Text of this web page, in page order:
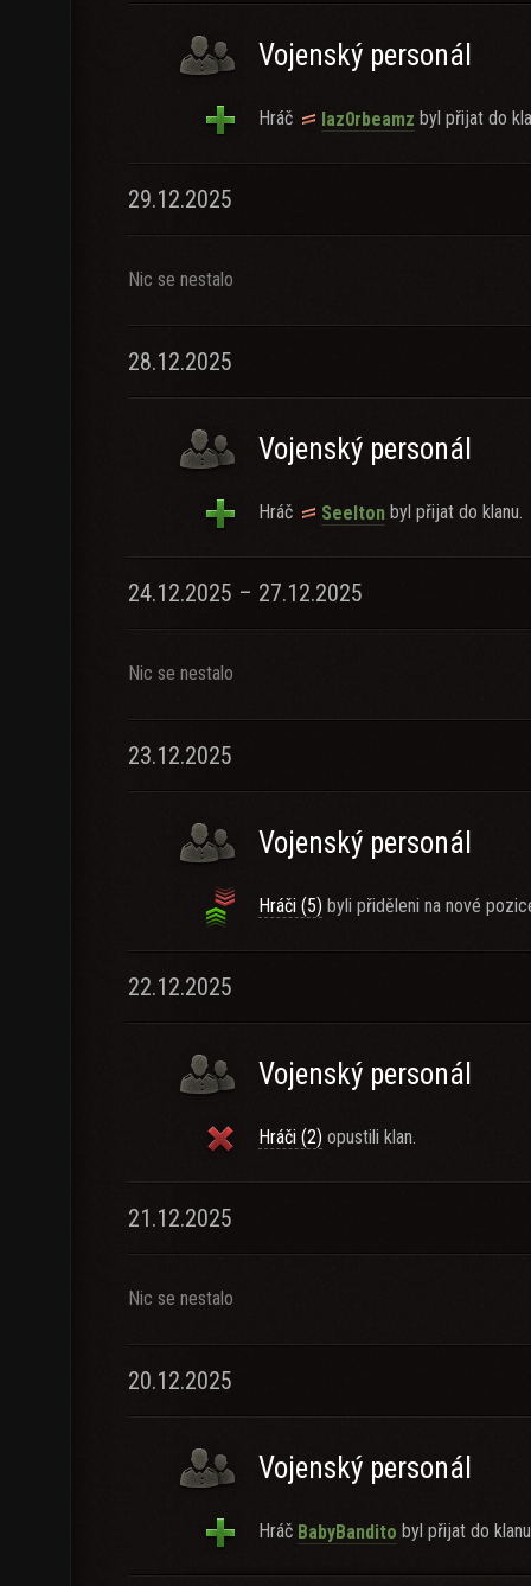
Vojenský personál
Hráč laz0rbeamz byl přijat do
29.12.2025
Nic se nestalo
28.12.2025
Vojenský personál
Hráč Seelton byl přijat do klanu.
24.12.2025 – 27.12.2025
Nic se nestalo
23.12.2025
Vojenský personál
Hráči (5) byli přiděleni na nové
22.12.2025
Vojenský personál
Hráči (2) opustili klan.
21.12.2025
Nic se nestalo
20.12.2025
Vojenský personál
Hráč BabyBandito byl přijat do